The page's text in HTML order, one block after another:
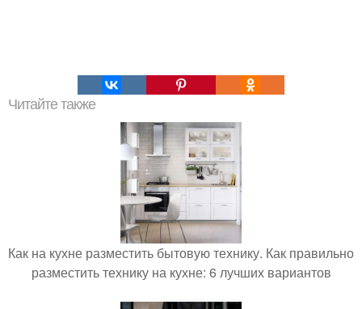
Читайте также
Как на кухне разместить бытовую технику. Как правильно
разместить технику на кухне: 6 лучших вариантов